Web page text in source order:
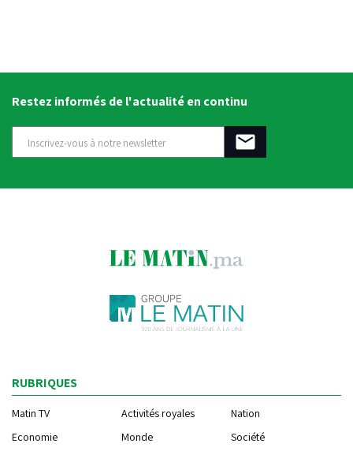
Restez informés de l'actualité en continu
RUBRIQUES
Matin TV Activités royales
Nation
Economie
Monde
Société